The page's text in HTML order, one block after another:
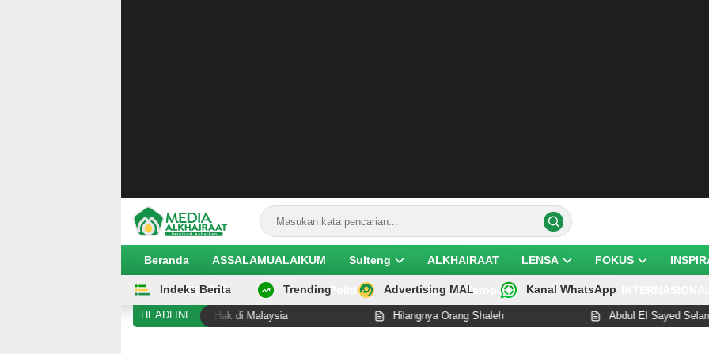
Beranda ASSALAMUALAIKUM Sulteng ALKHAIRAAT LENSA FOKUS
EKOBIS Politik Teropong
Indeks Berita Trending Advertising MAL Kanal WhatsApp
HEADLINE
Sigi Diduga Alami Pelanggaran Hak di Malaysia Hilangnya Orang Shaleh Abdul El Sayed Selangkah Lagi